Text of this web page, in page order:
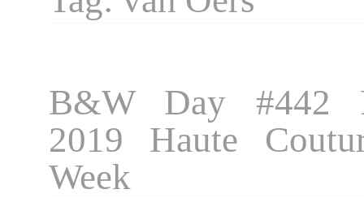
B&W Day #442
2019 Haute
Week